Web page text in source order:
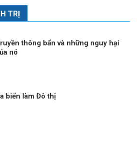
TRỊ
thông bẩn và những nguy hại
nó
biển làm Đô thị